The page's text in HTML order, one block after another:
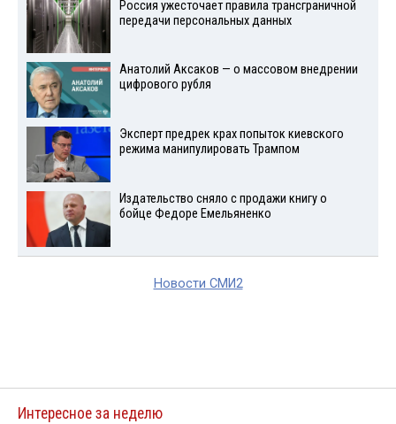
Россия ужесточает правила трансграничной
передачи персональных данных
Анатолий Аксаков — о массовом внедрении
цифрового рубля
Эксперт предрек крах попыток киевского
режима манипулировать Трампом
Издательство сняло с продажи книгу о
бойце Федоре Емельяненко
Новости СМИ2
Интересное за неделю